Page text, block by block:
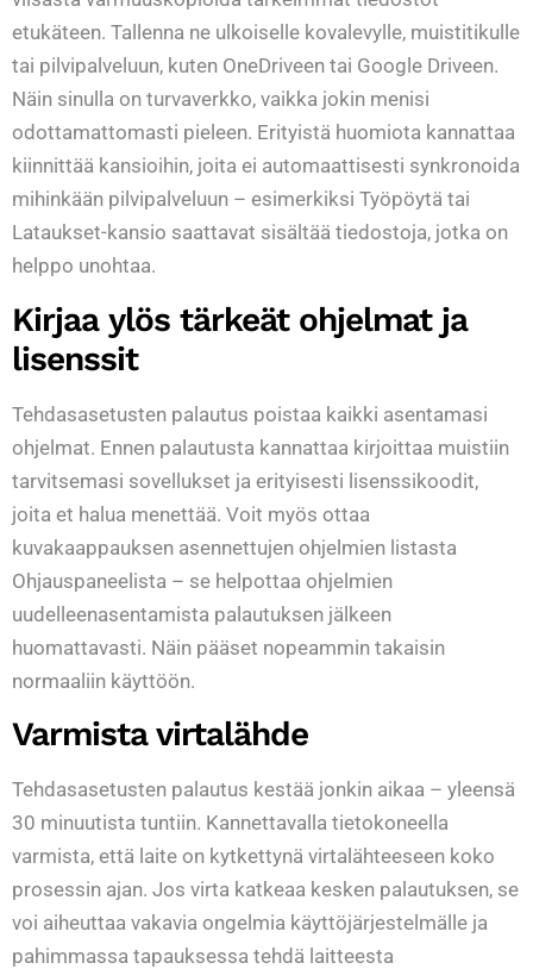
etukäteen. Tallenna ne ulkoiselle kovalevylle, muistitikulle
tai pilvipalveluun, kuten OneDriveen tai Google Driveen.
Näin sinulla on turvaverkko, vaikka jokin menisi
odottamattomasti pieleen. Erityistä huomiota kannattaa
kiinnittää kansioihin, joita ei automaattisesti synkronoida
mihinkään pilvipalveluun – esimerkiksi Työpöytä tai
Lataukset-kansio saattavat sisältää tiedostoja, jotka on
helppo unohtaa.
Kirjaa ylös tärkeät ohjelmat ja
lisenssit
Tehdasasetusten palautus poistaa kaikki asentamasi
ohjelmat. Ennen palautusta kannattaa kirjoittaa muistiin
tarvitsemasi sovellukset ja erityisesti lisenssikoodit,
joita et halua menettää. Voit myös ottaa
kuvakaappauksen asennettujen ohjelmien listasta
Ohjauspaneelista – se helpottaa ohjelmien
uudelleenasentamista palautuksen jälkeen
huomattavasti. Näin pääset nopeammin takaisin
normaaliin käyttöön.
Varmista virtalähde
Tehdasasetusten palautus kestää jonkin aikaa – yleensä
30 minuutista tuntiin. Kannettavalla tietokoneella
varmista, että laite on kytkettynä virtalähteeseen koko
prosessin ajan. Jos virta katkeaa kesken palautuksen, se
voi aiheuttaa vakavia ongelmia käyttöjärjestelmälle ja
pahimmassa tapauksessa tehdä laitteesta